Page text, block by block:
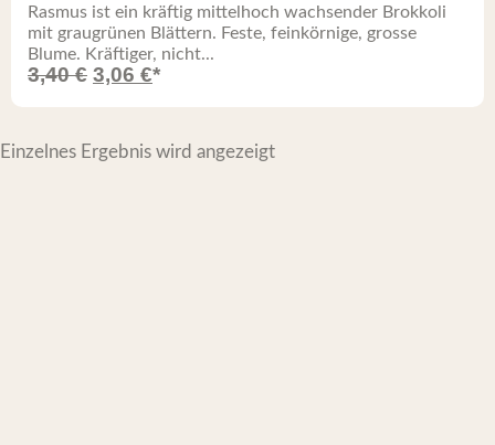
Rasmus ist ein kräftig mittelhoch wachsender Brokkoli
mit graugrünen Blättern. Feste, feinkörnige, grosse
Blume. Kräftiger, nicht...
3,40€ 3,06 €*
Einzelnes Ergebnis wird angezeigt